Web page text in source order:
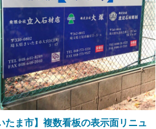
たま市】複数看板の表示面リニュ